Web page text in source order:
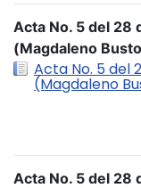
Acta No. 5 del 28
(Magdaleno
Acta No. 5 del
(Magdaleno
Acta No. 5 del 28